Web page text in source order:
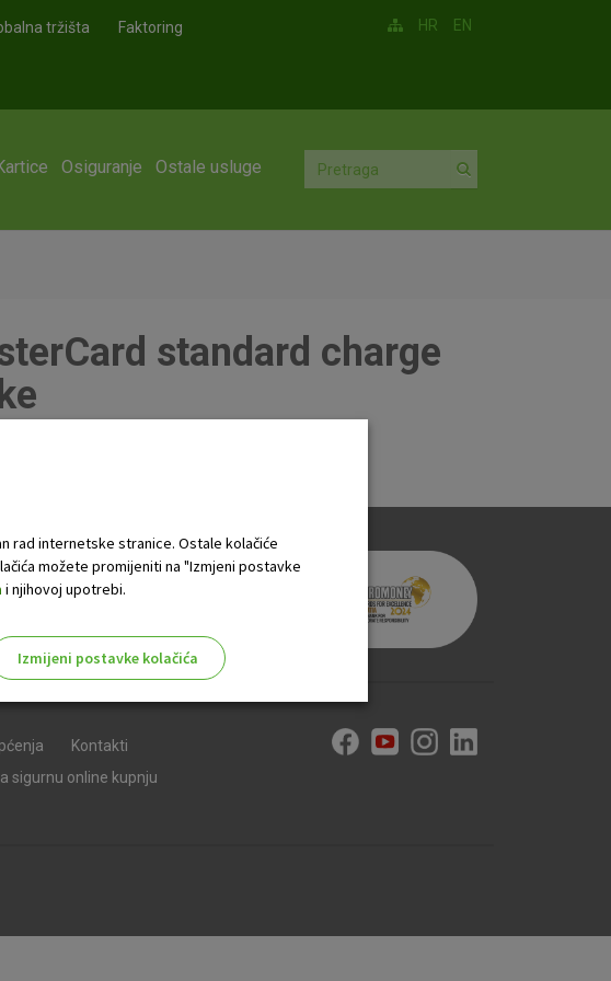
tržišta Faktoring HR EN
Osiguranje Ostale usluge
standard charge
Kontakti
sigurnu online kupnju
rad internetske stranice. Ostale kolačiće
možete promijeniti na "Izmjeni postavke
i njihovoj upotrebi.
Izmijeni postavke kolačića
stranice neće raditi. Ti kolačići ne